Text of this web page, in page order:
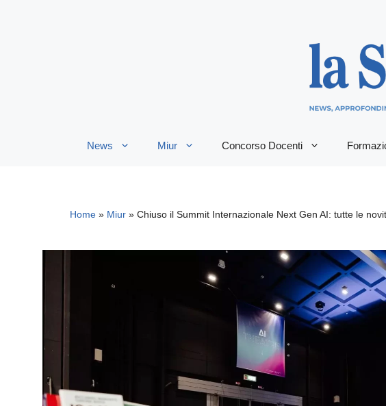
News Miur Concorso Docenti
Home » Miur » Chiuso il Summit Internazionale Next Gen AI: tutte le